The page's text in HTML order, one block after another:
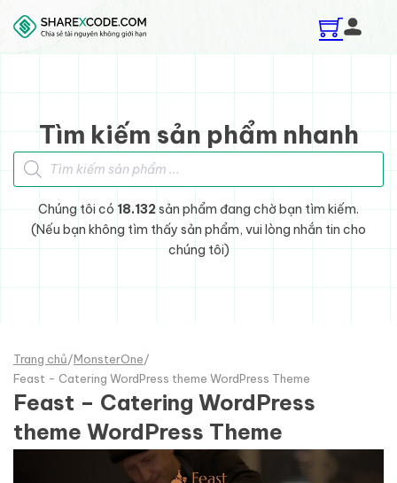
Skip to main content
Skip to footer
Tìm kiếm sản phẩm nhanh
Tìm kiếm sản phẩm
Chúng tôi có 18.132sản phẩm đang chờ bạn tìm kiếm.
(Nếu bạn không tìm thấy sản phẩm, vui lòng nhắn tin cho
chúng tôi)
Trang chủ/MonsterOne/
Feast - Catering WordPress theme WordPress Theme
Feast – Catering WordPress
theme WordPress Theme